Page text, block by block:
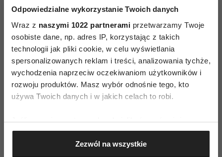
Odpowiedzialne wykorzystanie Twoich danych
Wraz z naszymi 1022 partnerami przetwarzamy Twoje
osobiste dane, np. adres IP, korzystając z takich
technologii jak pliki cookie, w celu wyświetlania
spersonalizowanych reklam i treści, analizowania tychże,
wychodzenia naprzeciw oczekiwaniom użytkowników i
rozwoju produktów. Masz wybór odnośnie tego, kto
używa Twoich danych i w jakich celach to robi.
Jeśli wyrazisz na to zgodę, chcielibyśmy również:
Gromadzić dane dotyczące Twojej lokalizacji
geograficznej z dokładnością nawet do kilku metrów
Zezwól na wszystkie
Nie ma wątpliwości, że „Ferrari” toporządnie
zrealizowanyfilm biograficzny. To również
emocjonująca opowieść o człowieku z pasją,
który został złamany przez życie, a także
kameralny
portret legendy motoryzacji
daje nam solidne kino, które wiele zyskuje za
Najmocniejszą stroną filmu są zatem nie wyścigi
rodzinny i poruszająca historia małżeńska Enza